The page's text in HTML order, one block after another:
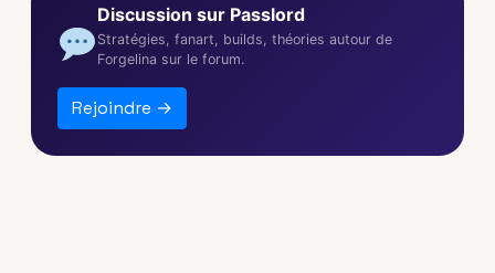
Discussion sur Passlord
Stratégies, fanart, builds, théories autour de
Forgelina sur le forum.
Rejoindre →